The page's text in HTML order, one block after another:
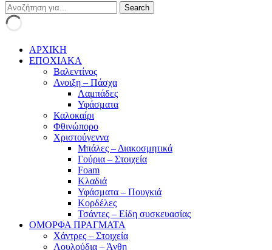
ΑΡΧΙΚΗ
ΕΠΟΧΙΑΚΑ
Βαλεντίνος
Ανοιξη – Πάσχα
Λαμπάδες
Υφάσματα
Καλοκαίρι
Φθινώπορο
Χριστούγεννα
Μπάλες – Διακοσμητικά
Γούρια – Στοιχεία
Foam
Κλαδιά
Υφάσματα – Πουγκιά
Κορδέλες
Τσάντες – Είδη συσκευασίας
ΟΜΟΡΦΑ ΠΡΑΓΜΑΤΑ
Χάντρες – Στοιχεία
Λουλούδια – Άνθη